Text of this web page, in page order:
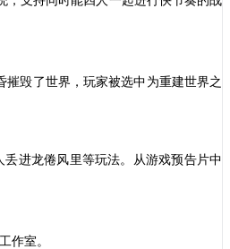
摧毁了世界，玩家被选中为重建世界之
进龙倦风里等玩法。
从游戏预告片中
作室。